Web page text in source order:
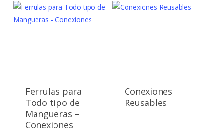
Ferrulas para
Todo tipo de
Mangueras –
Conexiones
Conexiones
Reusables